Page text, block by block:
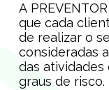
A
que cada
de realizar o
consideradas
das atividades
graus de risco.